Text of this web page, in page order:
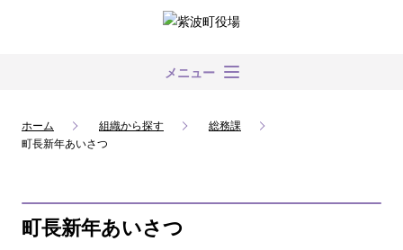
メニュー
ホーム 組織から探す
総務課
町長新年あいさつ
町長新年あいさつ